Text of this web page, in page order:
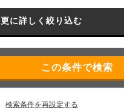
更に詳しく絞り込む
検索条件を再設定する